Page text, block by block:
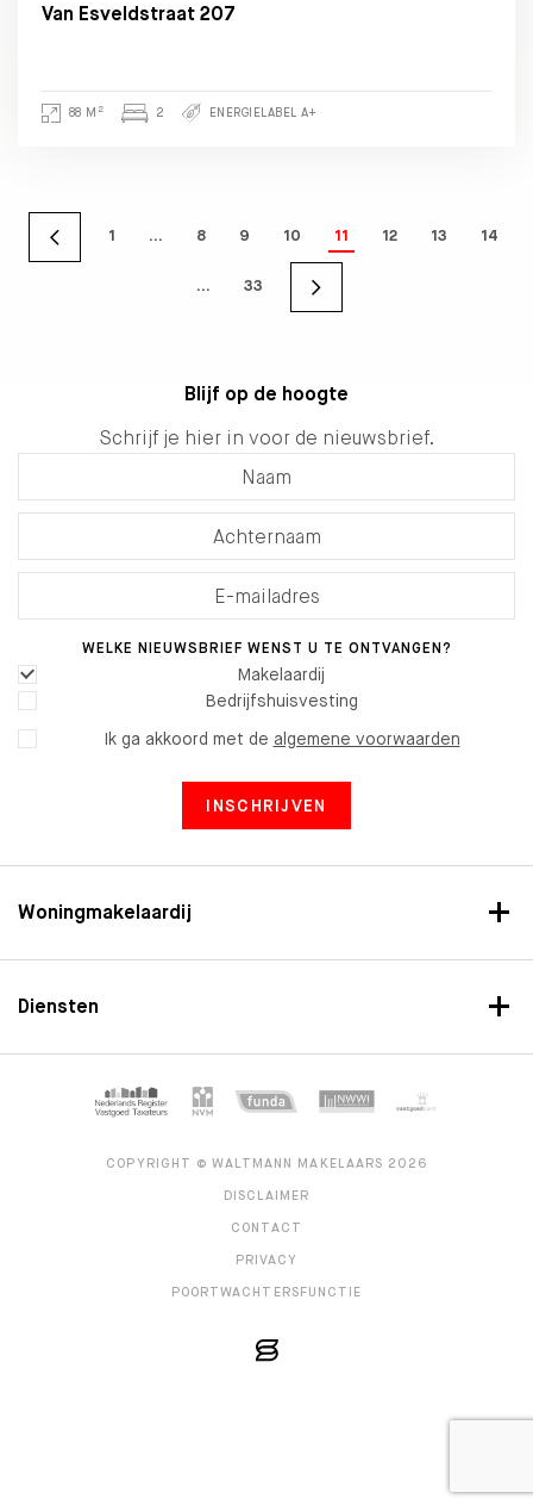
Van Esveldstraat 207
88 M 2 2 ENERGIELABEL A+
1 … 8 9 10 11 12 13 14
… 33
Woningmakelaardij
Diensten
Blijf op de hoogte
Schrijf je hier in voor de nieuwsbrief.
WELKE NIEUWSBRIEF WENST U TE ONTVANGEN?
Makelaardij
Bedrijfshuisvesting
Ik ga akkoord met de algemene voorwaarden
INSCHRIJVEN
COPYRIGHT © WALTMANN MAKELAARS 2026
DISCLAIMER
CONTACT
PRIVACY
POORTWACHTERSFUNCTIE